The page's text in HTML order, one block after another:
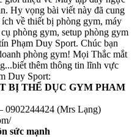
Hy vọng bài viết này đã cung
về thiết bị phòng gym, máy
phòng gym, setup phòng gym
Phạm Duy Sport. Chúc bạn
phòng gym! Mọi Thắc mắt
thêm thông tin lĩnh vực
Duy Sport:
BỊ THỂ DỤC GYM PHAM
0902244424 (Mrs Lạng)
sức mạnh